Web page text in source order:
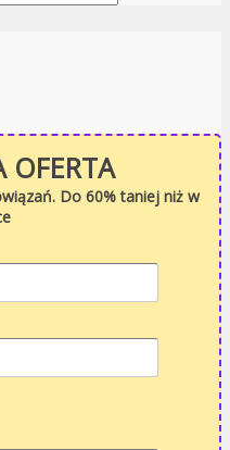
OFERTA
Do 60% taniej niż w